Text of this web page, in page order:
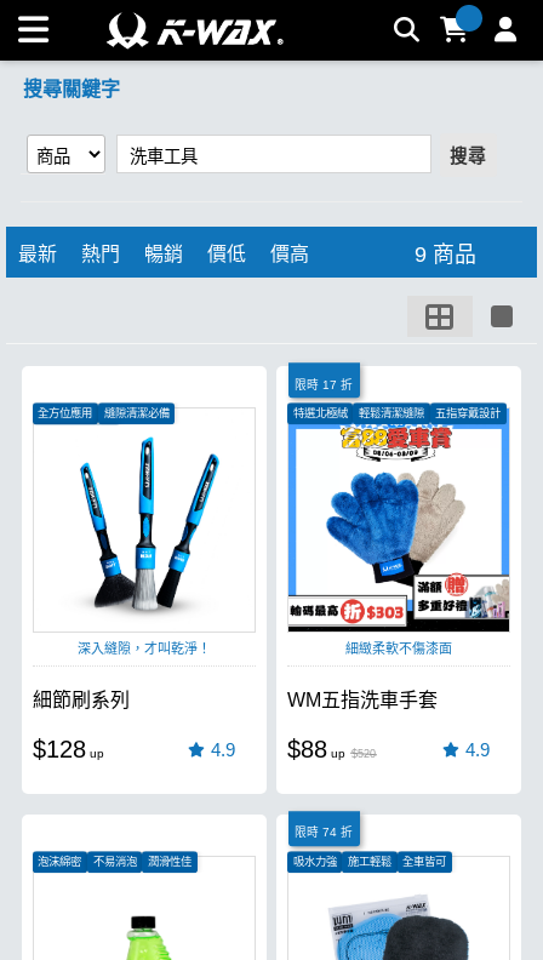
【洗車工具】搜尋結果 | K-WAX台灣汽車美容材料
搜尋關鍵字
搜尋
最新 熱門 暢銷 價低 價高 9 商品
全方位應用
縫隙清潔必備
深入縫隙，才叫乾淨！
細節刷系列
$128 4.9
限時 17 折
特選北極絨 輕鬆清潔縫隙 五指穿戴設計
細緻柔軟不傷漆面
WM五指洗車手套
$88 $520 4.9
泡沫綿密 不易消泡 潤滑性佳
限時 74 折
吸水力強 施工輕鬆 全車皆可